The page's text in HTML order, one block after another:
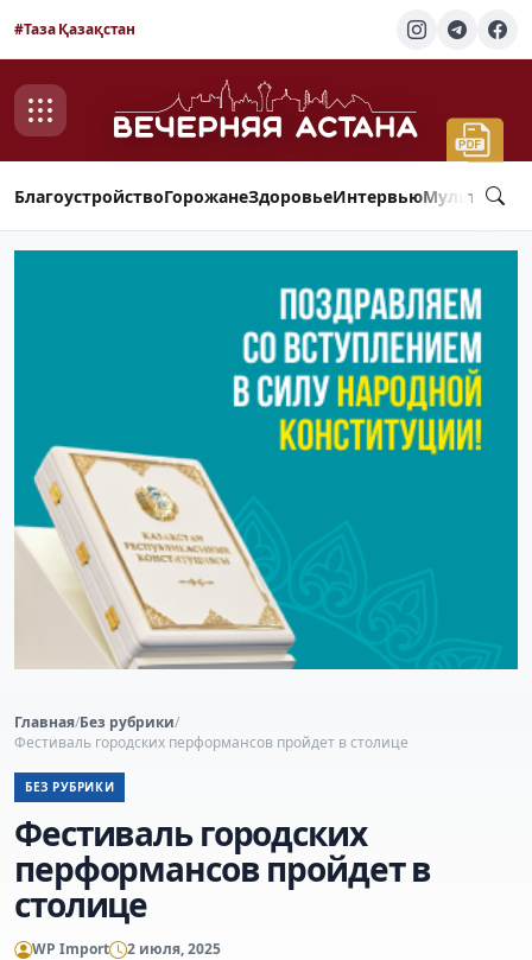
#Таза Қазақстан
БлагоустройствоГорожанеЗдоровьеИнтервью
Главная/Без рубрики/
Фестиваль городских перформансов пройдет в столице
БЕЗ РУБРИКИ
Фестиваль городских
перформансов пройдет в
столице
WP Import 2 июля, 2025